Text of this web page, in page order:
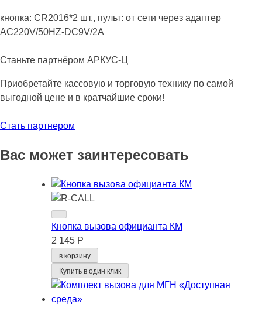
кнопка: CR2016*2 шт., пульт: от сети через адаптер
AC220V/50HZ-DC9V/2A
Станьте партнёром АРКУС-Ц
Приобретайте кассовую и торговую технику по самой
выгодной цене и в кратчайшие сроки!
Стать партнером
Вас может заинтересовать
Кнопка вызова официанта КМ
2 145 Р
в корзину
Купить в один клик